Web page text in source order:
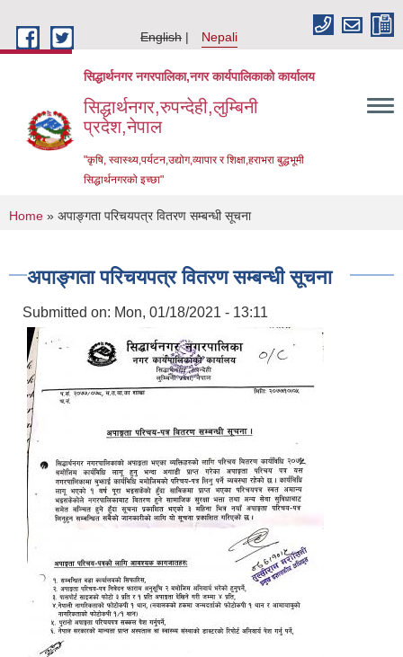
English
Nepali
सिद्धार्थनगर नगरपालिका,नगर कार्यपालिकाको कार्यालय
सिद्धार्थनगर,रुपन्देही,लुम्बिनी
प्रदेश,नेपाल
"कृषि, स्वास्थ्य,पर्यटन,उद्योग,व्यापार र शिक्षा,हराभरा बुद्धभूमी
सिद्धार्थनगरको इच्छा"
You are here
Home » अपाङ्गता परिचयपत्र वितरण सम्बन्धी सूचना
अपाङ्गता परिचयपत्र वितरण सम्बन्धी सूचना
Submitted on: Mon, 01/18/2021 - 13:11